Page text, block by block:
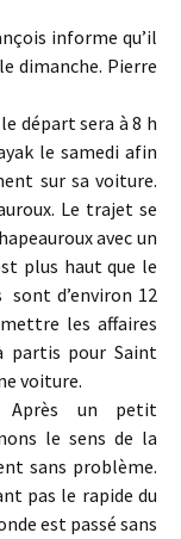
informe qu’il
dimanche. Pierre
départ sera à 8 h
le samedi afin
sur sa voiture.
Le trajet se
avec un
plus haut que le
sont d’environ 12
les affaires
partis pour Saint
voiture.
Après un petit
le sens de la
sans problème.
pas le rapide du
est passé sans